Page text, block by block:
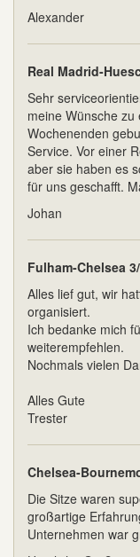
Alexander
Real Madrid-
Sehr
meine Wünsche
Wochenenden
Service. Vor einer
aber sie haben es
für uns geschafft.
Johan
Fulham-Chelsea
Alles lief gut, wir
organisiert.
Ich bedanke mich
weiterempfehlen.
Nochmals vielen
Alles Gute
Trester
Chelsea-
Die Sitze waren
großartige
Unternehmen war